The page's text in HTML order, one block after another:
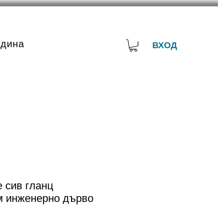
ВХОД
гланц
дърво